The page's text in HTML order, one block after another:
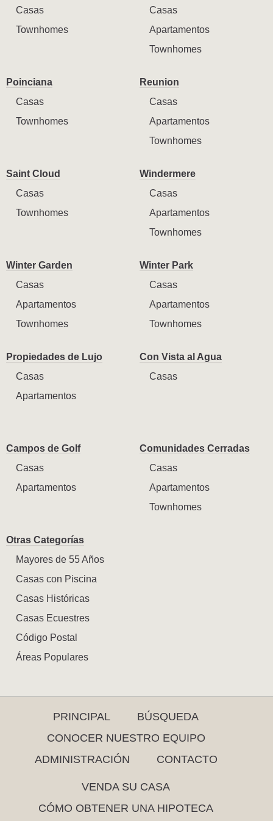
Casas
Townhomes
Casas
Apartamentos
Townhomes
Poinciana
Casas
Townhomes
Reunion
Casas
Apartamentos
Townhomes
Saint Cloud
Casas
Townhomes
Windermere
Casas
Apartamentos
Townhomes
Winter Garden
Casas
Apartamentos
Townhomes
Winter Park
Casas
Apartamentos
Townhomes
Propiedades de Lujo
Casas
Apartamentos
Con Vista al Agua
Casas
Campos de Golf
Casas
Apartamentos
Comunidades Cerradas
Casas
Apartamentos
Townhomes
Otras Categorías
Mayores de 55 Años
Casas con Piscina
Casas Históricas
Casas Ecuestres
Código Postal
Áreas Populares
PRINCIPAL
BÚSQUEDA
CONOCER NUESTRO EQUIPO
ADMINISTRACIÓN
CONTACTO
VENDA SU CASA
CÓMO OBTENER UNA HIPOTECA